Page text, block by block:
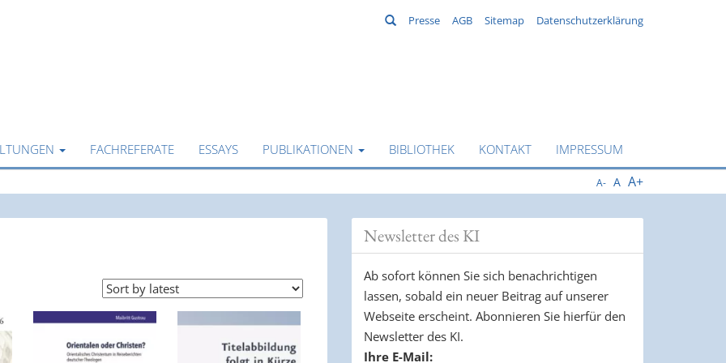
Suchen
Presse AGB Sitemap Datenschutzerklärung
FACHREFERATE ESSAYS PUBLIKATIONEN BIBLIOTHEK KONTAKT IMPRESSUM
A- A A+
Newsletter des KI
Ab sofort können Sie sich benachrichtigen
lassen, sobald ein neuer Beitrag auf unserer
Webseite erscheint. Abonnieren Sie hierfür den
Newsletter des KI.
Ihre E-Mail: